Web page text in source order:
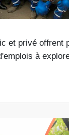
et privé offrent
à